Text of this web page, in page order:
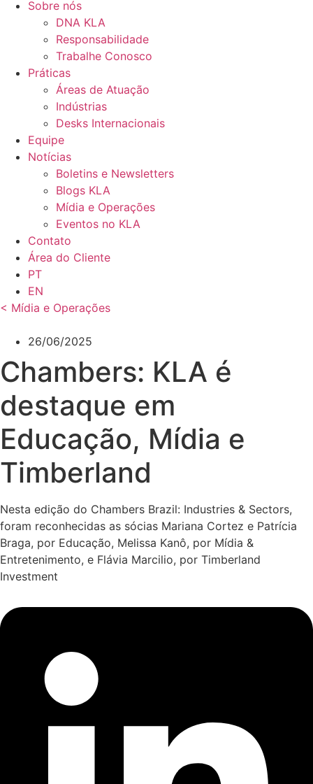
Sobre nós
DNA KLA
Responsabilidade
Trabalhe Conosco
Práticas
Áreas de Atuação
Indústrias
Desks Internacionais
Equipe
Notícias
Boletins e Newsletters
Blogs KLA
Mídia e Operações
Eventos no KLA
Contato
Área do Cliente
PT
EN
< Mídia e Operações
26/06/2025
Chambers: KLA é
destaque em
Educação, Mídia e
Timberland
Nesta edição do Chambers Brazil: Industries & Sectors,
foram reconhecidas as sócias Mariana Cortez e Patrícia
Braga, por Educação, Melissa Kanô, por Mídia &
Entretenimento, e Flávia Marcilio, por Timberland
Investment